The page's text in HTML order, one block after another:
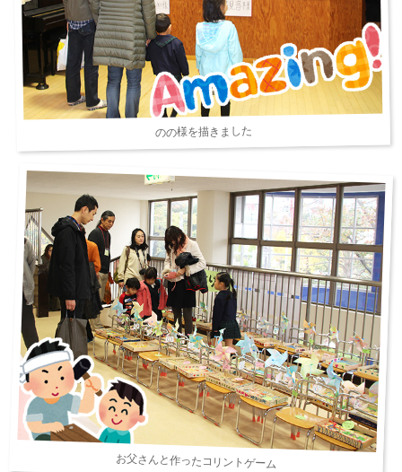
のの様を描きました
お父さんと作ったコリントゲーム